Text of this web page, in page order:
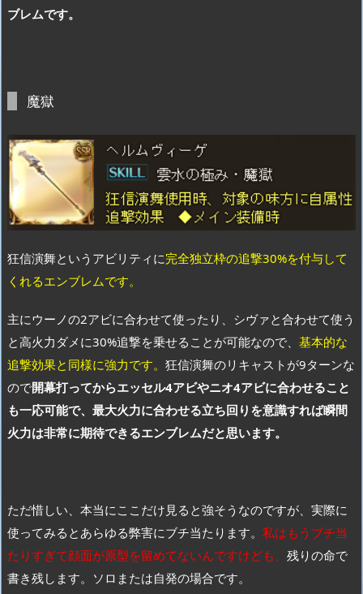
ブレムです。
魔獄
狂信演舞というアビリティに完全独立枠の追撃30%を付与して
くれるエンブレムです。
主にウーノの2アビに合わせて使ったり、シヴァと合わせて使う
と高火力ダメに30%追撃を乗せることが可能なので、 基本的な
追撃効果と同様に強力です。 狂信演舞のリキャストが9ターンな
ので開幕打ってからエッセル4アビやニオ4アビに合わせること
も一応可能で、最大火力に合わせる立ち回りを意識すれば瞬間
火力は非常に期待できるエンブレムだと思います。
ただ惜しい、本当にここだけ見ると強そうなのですが、実際に
使ってみるとあらゆる弊害にブチ当たります。 私はもうブチ当
たりすぎて顔面が原型を留めてないんですけども、 残りの命で
書き残します。ソロまたは自発の場合です。